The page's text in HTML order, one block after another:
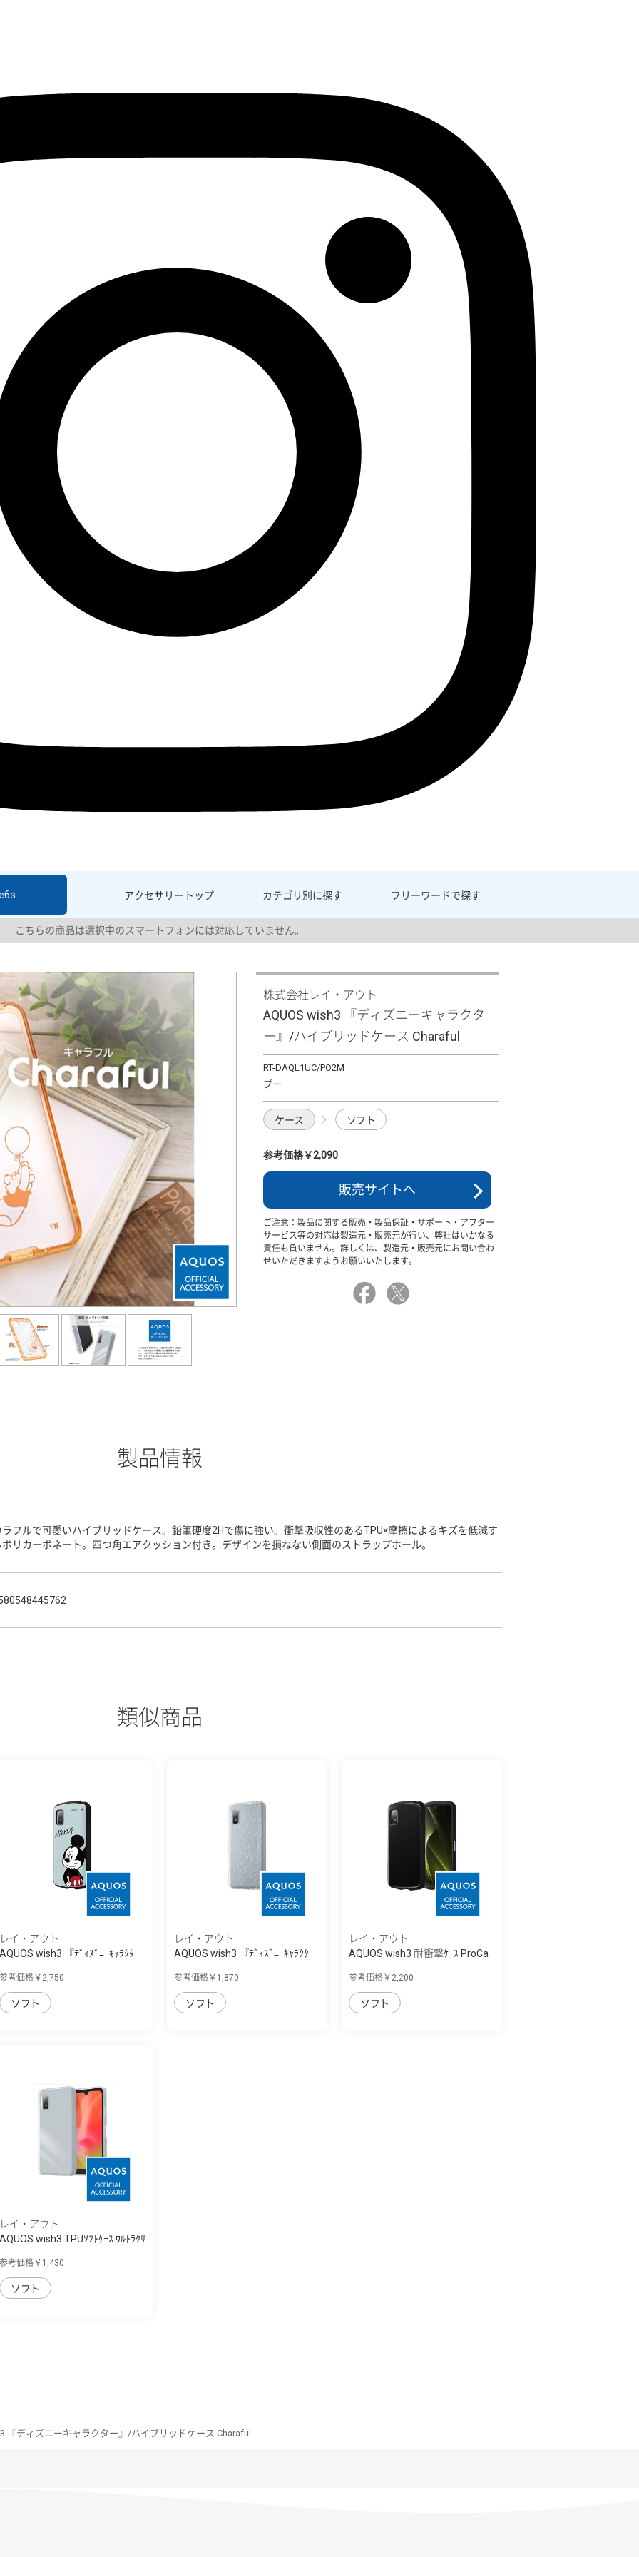
アクセサリー トップ カテゴリ別に探す フリーワードで探す
こちらの商品は選択中のスマートフォンには対応していません。
株式会社レイ・アウト
AQUOS wish3 『ディズニーキャラクタ
ー』/ハイブリッドケース Charaful
RT-DAQL1UC/PO2M
プー
ケース ソフト
参考価格￥2,090
販売サイトへ
ご注意：製品に関する販売・製品保証・サポート・アフター
サービス等の対応は製造元・販売元が行い、弊社はいかなる
責任も負いません。詳しくは、製造元・販売元にお問い合わ
せいただきますようお願いいたします。
製品情報
ラフルで可愛いハイブリッドケース。鉛筆硬度2Hで傷に強い。衝撃吸収性のあるTPU×摩擦によるキズを低減す
ポリカーボネート。四つ角エアクッション付き。デザインを損ねない側面のストラップホール。
類似商品
レイ・アウト
AQUOS wish3 『ﾃﾞｨｽﾞﾆｰｷｬﾗｸﾀ
参考価格￥2,750
ソフト
レイ・アウト
AQUOS wish3 『ﾃﾞｨｽﾞﾆｰｷｬﾗｸﾀ
参考価格￥1,870
ソフト
レイ・アウト
AQUOS wish3 耐衝撃ｹｰｽ ProCa
参考価格￥2,200
ソフト
レイ・アウト
AQUOS wish3 TPUｿﾌﾄｹｰｽ ｳﾙﾄﾗｸﾘ
参考価格￥1,430
ソフト
『ディズニーキャラクター』/ハイブリッドケース Charaful